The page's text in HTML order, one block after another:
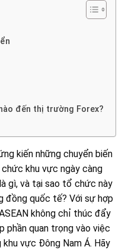
đến thị trường Forex?
kiến những chuyển biến
khu vực ngày càng
gì, và tại sao tổ chức này
đồng quốc tế? Với sự hợp
không chỉ thúc đẩy
phần quan trọng vào việc
vực Đông Nam Á. Hãy